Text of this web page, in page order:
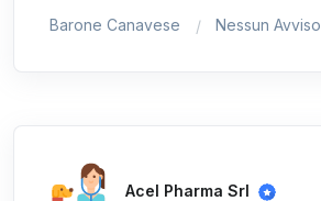
Barone Canavese Nessun Avviso
Acel Pharma Srl